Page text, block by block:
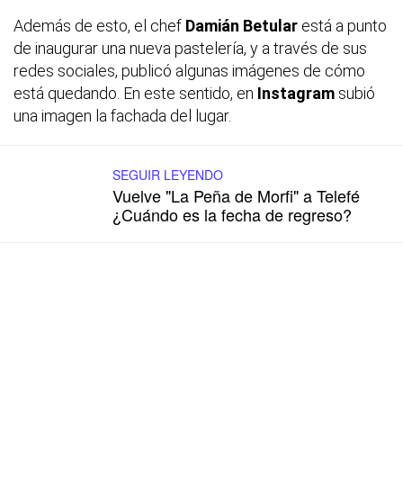
Además de esto, el chef Damián Betular está a punto
de inaugurar una nueva pastelería, y a través de sus
redes sociales, publicó algunas imágenes de cómo
está quedando. En este sentido, en Instagram subió
una imagen la fachada del lugar.
SEGUIR LEYENDO
Vuelve "La Peña de Morfi" a Telefé
¿Cuándo es la fecha de regreso?